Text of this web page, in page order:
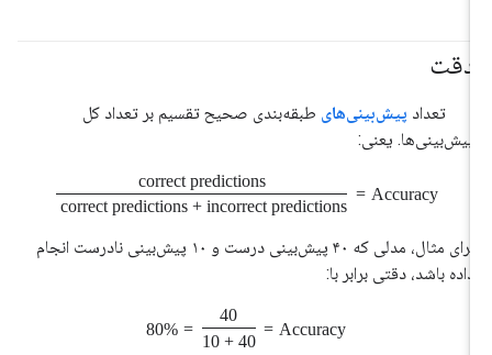
دقت
تعدادپیش‌بینی‌هایطبقه‌بندی صحیح تقسیم بر تعداد کل
پیش‌بینی‌ها. یعنی:
Accuracy
=
correct predictions
correct predictions + incorrect predictions
برای مثال، مدلی که ۴۰ پیش‌بینی درست و ۱۰ پیش‌بینی نادرست انجام
داده باشد، دقتی برابر با:
Accuracy
=
40 + 10
=
80%